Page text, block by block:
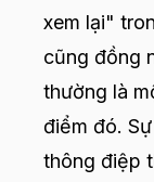
xem lại"
cũng đồng
thường là
điểm đó.
thông điệp